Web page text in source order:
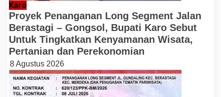
Karo
Proyek Penanganan Long Segment Jalan
Berastagi – Gongsol, Bupati Karo Sebut
Untuk Tingkatkan Kenyamanan Wisata,
Pertanian dan Perekonomian
8 Agustus 2026